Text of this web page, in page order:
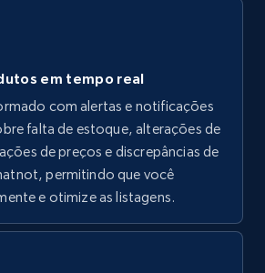
Product rating, Product
rating max, Rating,
em tempo real
com alertas e notificações
falta de estoque, alterações de
de preços e discrepâncias de
permitindo que você
e otimize as listagens.